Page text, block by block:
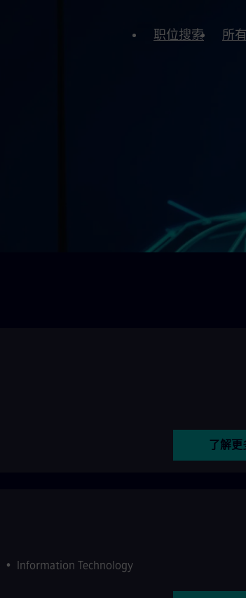
职位搜索 所
了解更
• Information Technology